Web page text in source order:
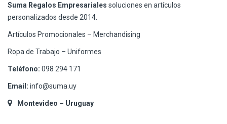
Suma Regalos Empresariales soluciones en artículos
personalizados desde 2014.
Artículos Promocionales – Merchandising
Ropa de Trabajo – Uniformes
Teléfono: 098 294 171
Email: info@suma.uy
Montevideo – Uruguay